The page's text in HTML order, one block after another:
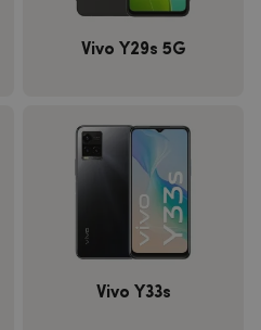
Vivo Y29s 5G
Vivo Y33s